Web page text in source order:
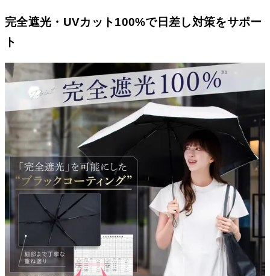
完全遮光・UVカット100%で日差し対策をサポー
ト